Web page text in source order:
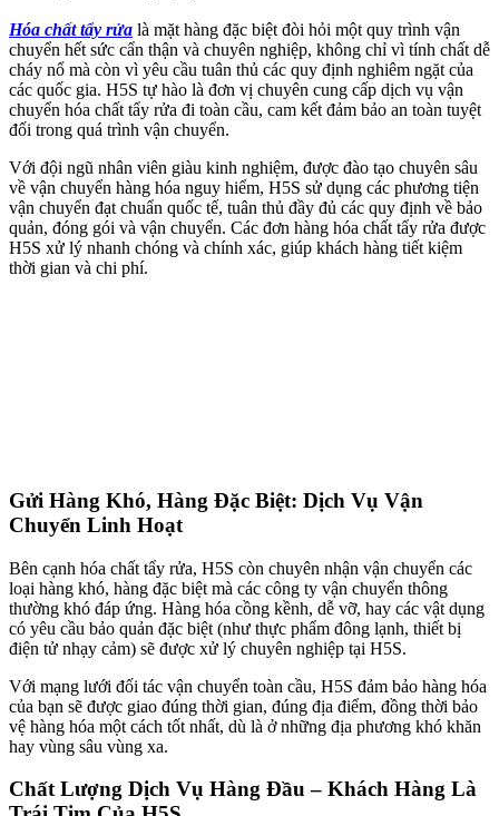
Hóa chất tẩy rửa là mặt hàng đặc biệt đòi hỏi một quy trình vận
chuyển hết sức cẩn thận và chuyên nghiệp, không chỉ vì tính chất dễ
cháy nổ mà còn vì yêu cầu tuân thủ các quy định nghiêm ngặt của
các quốc gia. H5S tự hào là đơn vị chuyên cung cấp dịch vụ vận
chuyển hóa chất tẩy rửa đi toàn cầu, cam kết đảm bảo an toàn tuyệt
đối trong quá trình vận chuyển.
Với đội ngũ nhân viên giàu kinh nghiệm, được đào tạo chuyên sâu
về vận chuyển hàng hóa nguy hiểm, H5S sử dụng các phương tiện
vận chuyển đạt chuẩn quốc tế, tuân thủ đầy đủ các quy định về bảo
quản, đóng gói và vận chuyển. Các đơn hàng hóa chất tẩy rửa được
H5S xử lý nhanh chóng và chính xác, giúp khách hàng tiết kiệm
thời gian và chi phí.
Gửi Hàng Khó, Hàng Đặc Biệt: Dịch Vụ Vận
Chuyển Linh Hoạt
Bên cạnh hóa chất tẩy rửa, H5S còn chuyên nhận vận chuyển các
loại hàng khó, hàng đặc biệt mà các công ty vận chuyển thông
thường khó đáp ứng. Hàng hóa cồng kềnh, dễ vỡ, hay các vật dụng
có yêu cầu bảo quản đặc biệt (như thực phẩm đông lạnh, thiết bị
điện tử nhạy cảm) sẽ được xử lý chuyên nghiệp tại H5S.
Với mạng lưới đối tác vận chuyển toàn cầu, H5S đảm bảo hàng hóa
của bạn sẽ được giao đúng thời gian, đúng địa điểm, đồng thời bảo
vệ hàng hóa một cách tốt nhất, dù là ở những địa phương khó khăn
hay vùng sâu vùng xa.
Chất Lượng Dịch Vụ Hàng Đầu – Khách Hàng Là